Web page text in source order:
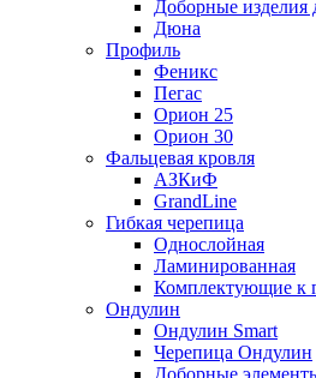
Доборные изделия
Дюна
Профиль
Феникс
Пегас
Орион 25
Орион 30
Фальцевая кровля
АЗКиФ
GrandLine
Гибкая черепица
Однослойная
Ламинированная
Комплектующие к
Ондулин
Ондулин Smart
Черепица Ондулин
Доборные